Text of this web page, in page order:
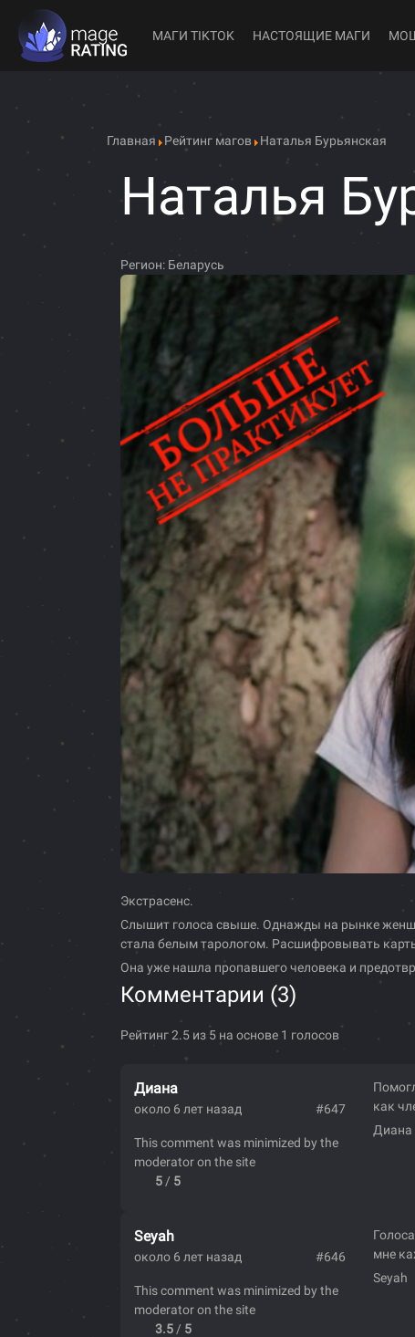
МАГИ TIKTOK НАСТОЯЩИЕ МАГИ
Главная Рейтинг магов Наталья Бурьянская
Наталья
Регион: Беларусь
Экстрасенс.
Слышит голоса свыше. Однажды на рынке
стала белым тарологом. Расшифровывать
Она уже нашла пропавшего человека и
Комментарии (3)
Рейтинг 2.5 из 5 на основе 1 голосов
Диана
около 6 лет назад #647
This comment was minimized by the
moderator on the site
как
Диана
5 / 5
Seyah
около 6 лет назад #646
This comment was minimized by the
moderator on the site
мне
Seyah
3.5 / 5